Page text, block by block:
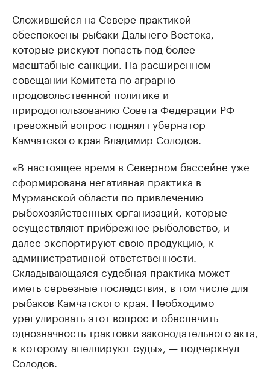
Сложившейся на Севере практикой
обеспокоены рыбаки Дальнего Востока,
которые рискуют попасть под более
масштабные санкции. На расширенном
совещании Комитета по аграрно-
продовольственной политике и
природопользованию Совета Федерации РФ
тревожный вопрос поднял губернатор
Камчатского края Владимир Солодов.
«В настоящее время в Северном бассейне уже
сформирована негативная практика в
Мурманской области по привлечению
рыбохозяйственных организаций, которые
осуществляют прибрежное рыболовство, и
далее экспортируют свою продукцию, к
административной ответственности.
Складывающаяся судебная практика может
иметь серьезные последствия, в том числе для
рыбаков Камчатского края. Необходимо
урегулировать этот вопрос и обеспечить
однозначность трактовки законодательного акта,
к которому апеллируют суды», — подчеркнул
Солодов.